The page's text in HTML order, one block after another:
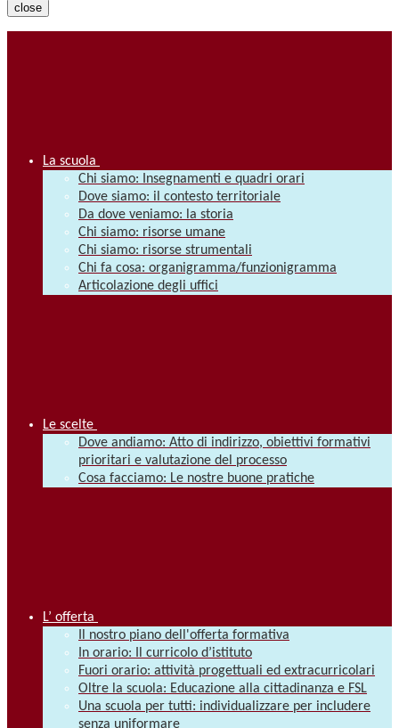
close
La scuola
Chi siamo: Insegnamenti e quadri orari
Dove siamo: il contesto territoriale
Da dove veniamo: la storia
Chi siamo: risorse umane
Chi siamo: risorse strumentali
Chi fa cosa: organigramma/funzionigramma
Articolazione degli uffici
Le scelte
Dove andiamo: Atto di indirizzo, obiettivi formativi
prioritari e valutazione del processo
Cosa facciamo: Le nostre buone pratiche
L’ offerta
Il nostro piano dell'offerta formativa
In orario: Il curricolo d’istituto
Fuori orario: attività progettuali ed extracurricolari
Oltre la scuola: Educazione alla cittadinanza e FSL
Una scuola per tutti: individualizzare per includere
senza uniformare